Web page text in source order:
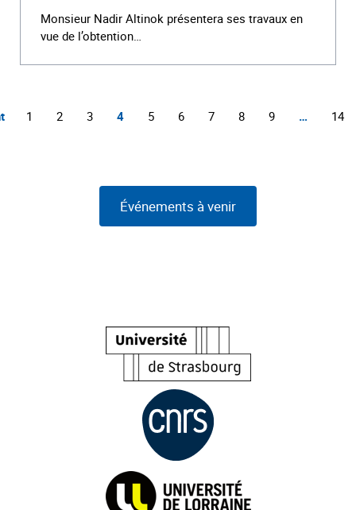
Monsieur Nadir Altinok présentera ses travaux en
vue de l’obtention…
1 2 3 4 5 6 7 8 9 … 14
Événements à venir